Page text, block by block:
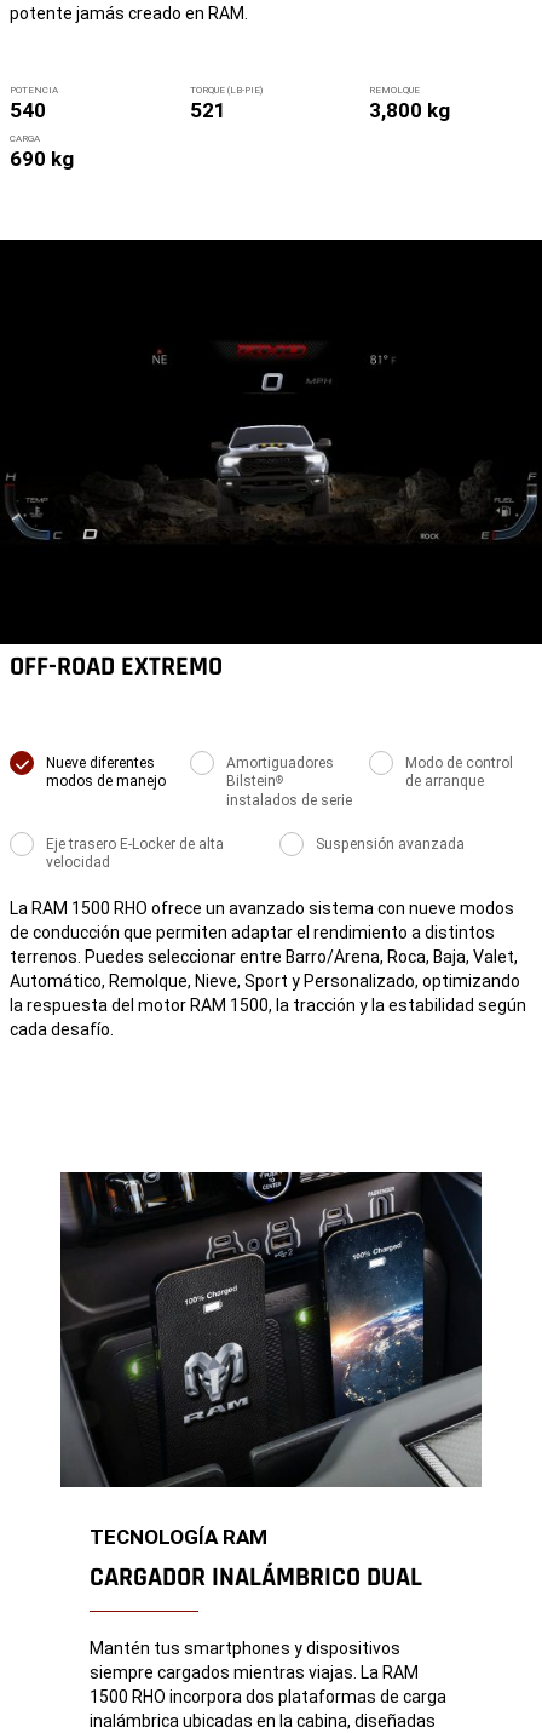
potente jamás creado en RAM.
POTENCIA
540
TORQUE (LB-PIE)
521
REMOLQUE
3,800 kg
CARGA
690 kg
OFF-ROAD EXTREMO
Nueve diferentes
modos de manejo
Amortiguadores
Bilstein®
instalados de serie
Modo de control
de arranque
Eje trasero E-Locker de alta
velocidad
Suspensión avanzada
La RAM 1500 RHO ofrece un avanzado sistema con nueve modos
de conducción que permiten adaptar el rendimiento a distintos
terrenos. Puedes seleccionar entre Barro/Arena, Roca, Baja, Valet,
Automático, Remolque, Nieve, Sport y Personalizado, optimizando
la respuesta del motor RAM 1500, la tracción y la estabilidad según
cada desafío.
TECNOLOGÍA RAM
CARGADOR INALÁMBRICO DUAL
Mantén tus smartphones y dispositivos
siempre cargados mientras viajas. La RAM
1500 RHO incorpora dos plataformas de carga
inalámbrica ubicadas en la cabina, diseñadas